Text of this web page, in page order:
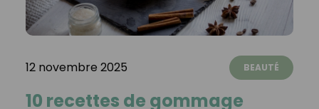
12 novembre 2025 BEAUTÉ
10 recettes de gommage